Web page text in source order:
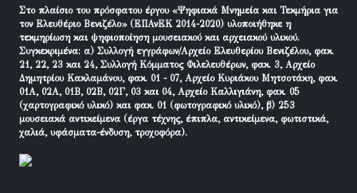
Στο πλαίσιο του πρόσφατου έργου «Ψηφιακά Μνημεία και Τεκμήρια για
τον Ελευθέριο Βενιζέλο» (ΕΠΑνΕΚ 2014-2020) υλοποιήθηκε η
τεκμηρίωση και ψηφιοποίηση μουσειακού και αρχειακού υλικού.
Συγκεκριμένα: α) Συλλογή εγγράφων/Αρχείο Ελευθερίου Βενιζέλου, φακ.
21, 22, 23 και 24, Συλλογή Κόμματος Φιλελευθέρων, φακ. 3, Αρχείο
Δημητρίου Κακλαμάνου, φακ. 01 - 07, Αρχείο Κυριάκου Μητσοτάκη, φακ.
01Α, 02Α, 01Β, 02Β, 02Γ, 03 και 04, Αρχείο Καλλιγιάνη, φακ. 05
(χαρτογραφικό υλικό) και φακ. 01 (φωτογραφικό υλικό), β) 253
μουσειακά αντικείμενα (έργα τέχνης, έπιπλα, αντικείμενα, φωτιστικά,
χαλιά, υφάσματα-ένδυση, τροχοφόρα).